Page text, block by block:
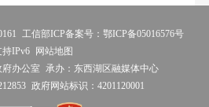
工信部ICP备案号：鄂ICP备05016576号
持IPv6 网站地图
办公室
承办：东西湖区融媒体中心
政府网站标识：4201120001